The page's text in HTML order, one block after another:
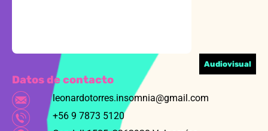
Audiovisual
Datos de contacto
leonardotorres.insomnia@gmail.com
+56 9 7873 5120